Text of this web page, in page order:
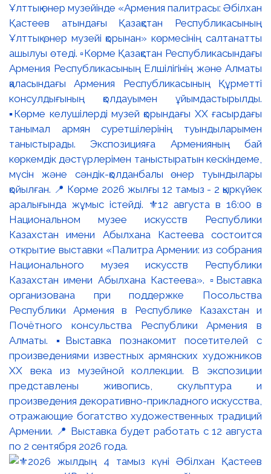
Ұлттық өнер музейінде «Армения палитрасы: Әбілхан
Қастеев атындағы Қазақстан Республикасының
Ұлттық өнер музейі қорынан» көрмесінің салтанатты
ашылуы өтеді. ▫️Көрме Қазақстан Республикасындағы
Армения Республикасының Елшілігінің және Алматы
қаласындағы Армения Республикасының Құрметті
консулдығының қолдауымен ұйымдастырылды.
▪️Көрме келушілерді музей қорындағы ХХ ғасырдағы
танымал армян суретшілерінің туындыларымен
таныстырады. Экспозицияға Арменияның бай
көркемдік дәстүрлерімен таныстыратын кескіндеме,
мүсін және сәндік-қолданбалы өнер туындылары
қойылған. 📍 Көрме 2026 жылғы 12 тамыз - 2 қыркүйек
аралығында жұмыс істейді. ⚜️12 августа в 16:00 в
Национальном музее искусств Республики
Казахстан имени Абылхана Кастеева состоится
открытие выставки «Палитра Армении: из собрания
Национального музея искусств Республики
Казахстан имени Абылхана Кастеева». ▫️Выставка
организована при поддержке Посольства
Республики Армения в Республике Казахстан и
Почётного консульства Республики Армения в
Алматы. ▪️Выставка познакомит посетителей с
произведениями известных армянских художников
XX века из музейной коллекции. В экспозиции
представлены живопись, скульптура и
произведения декоративно-прикладного искусства,
отражающие богатство художественных традиций
Армении. 📍 Выставка будет работать с 12 августа
по 2 сентября 2026 года.